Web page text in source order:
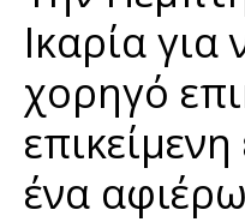
Ικαρία
χορηγό
ένα